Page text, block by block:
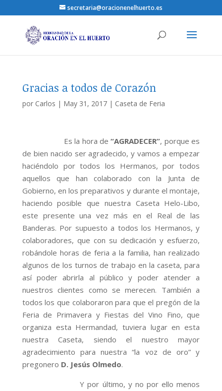
secretaria@oracionenelhuerto.es
Gracias a todos de Corazón
por Carlos | May 31, 2017| Caseta de Feria
Es la hora de“AGRADECER”, porque es
de bien nacido ser agradecido, y vamos a empezar
haciéndolo por todos los Hermanos, por todos
aquellos que han colaborado con la Junta de
Gobierno, en los preparativos y durante el montaje,
haciendo posible que nuestra Caseta Helo-Libo,
este presente una vez más en el Real de las
Banderas. Por supuesto a todos los Hermanos, y
colaboradores, que con su dedicación y esfuerzo,
robándole horas de feria a la familia, han realizado
algunos de los turnos de trabajo en la caseta, para
así poder abrirla al público y poder atender a
nuestros clientes como se merecen. También a
todos los que colaboraron para que el pregón de la
Feria de Primavera y Fiestas del Vino Fino, que
organiza esta Hermandad, tuviera lugar en esta
nuestra Caseta, siendo el nuestro mayor
agradecimiento para nuestra “la voz de oro” y
pregonero D. Jesús Olmedo.
Y por último, y no por ello menos